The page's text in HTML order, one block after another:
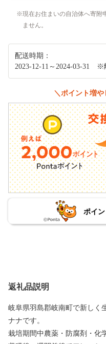
現在お住まいの自治体へ寄附
ません。
配送時期：
2023-12-11～2024-03-31 ※
＼ポイント増
ポイ
返礼品説明
岐阜県羽島郡岐南町で新しく
ナナです。
栽培期間中農薬・防腐剤・化